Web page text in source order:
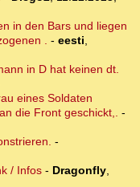
in den Bars und liegen
. - eesti,
in D hat keinen dt.
eines Soldaten
die Front geschickt,. -
-
/ Infos- Dragonfly,